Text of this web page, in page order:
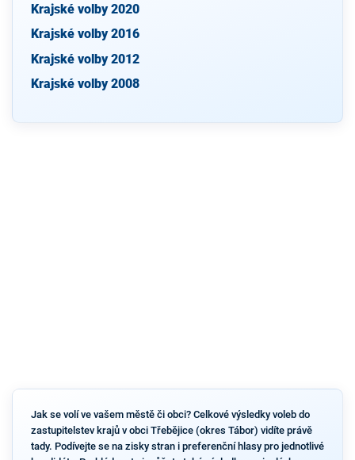
Krajské volby 2020
Krajské volby 2016
Krajské volby 2012
Krajské volby 2008
Jak se volí ve vašem městě či obci? Celkové výsledky voleb do
zastupitelstev krajů v obci Třebějice (okres Tábor) vidíte právě
tady. Podívejte se na zisky stran i preferenční hlasy pro jednotlivé